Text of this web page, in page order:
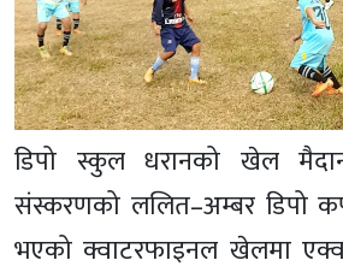
डिपो स्कुल धरानको खेल
संस्करणको ललित–अम्बर डिपो
भएको क्वाटरफाइनल खेलमा